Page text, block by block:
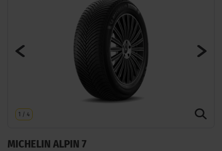
1 / 4
MICHELIN ALPIN 7